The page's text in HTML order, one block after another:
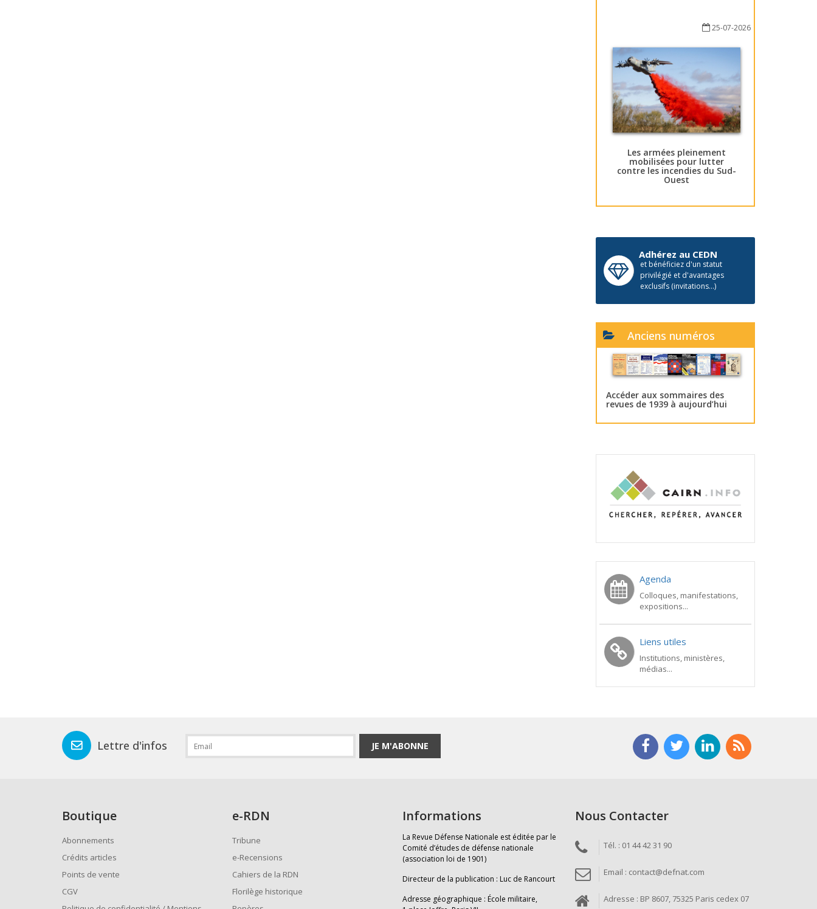
25-07-2026
Les armées pleinement
mobilisées pour lutter
contre les incendies du Sud-
Ouest
Adhérez au CEDN
et bénéficiez d'un statut
privilégié et d'avantages
exclusifs (invitations...)
Anciens numéros
Accéder aux sommaires des
revues de 1939 à aujourd’hui
Agenda
Colloques, manifestations,
expositions...
Liens utiles
Institutions, ministères,
médias...
Lettre d'infos JE M'ABONNE
Boutique
Abonnements
Crédits articles
Points de vente
CGV
e-RDN
Tribune
e-Recensions
Cahiers de la RDN
Florilège historique
Informations
La Revue Défense Nationale est éditée par le
Comité d’études de défense nationale
(association loi de 1901)
Directeur de la publication : Luc de Rancourt
Adresse géographique : École militaire,
Nous Contacter
Tél. : 01 44 42 31 90
Email : contact@defnat.com
Adresse : BP 8607, 75325 Paris cedex 07